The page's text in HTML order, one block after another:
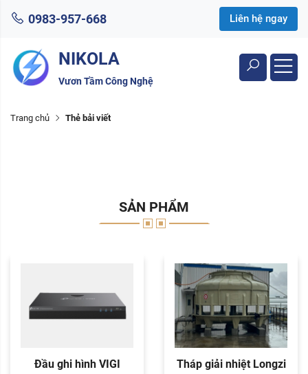
0983-957-668 Liên hệ ngay
NIKOLA
Vươn Tầm Công Nghệ
Trang chủ Thẻ bải viết
SẢN PHẨM
Đầu ghi hình VIGI
Tháp giải nhiệt Longzi